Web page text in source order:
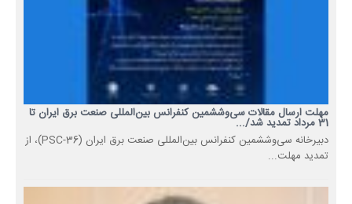
مهلت ارسال مقالات سی‌وششمین کنفرانس بین‌المللی صنعت برق ایران تا
31 مرداد تمدید شد/...
دبیرخانه سی‌وششمین کنفرانس بین‌المللی صنعت برق ایران (PSC-36)، از
تمدید مهلت...